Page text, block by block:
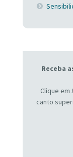
Receba
Clique em
canto